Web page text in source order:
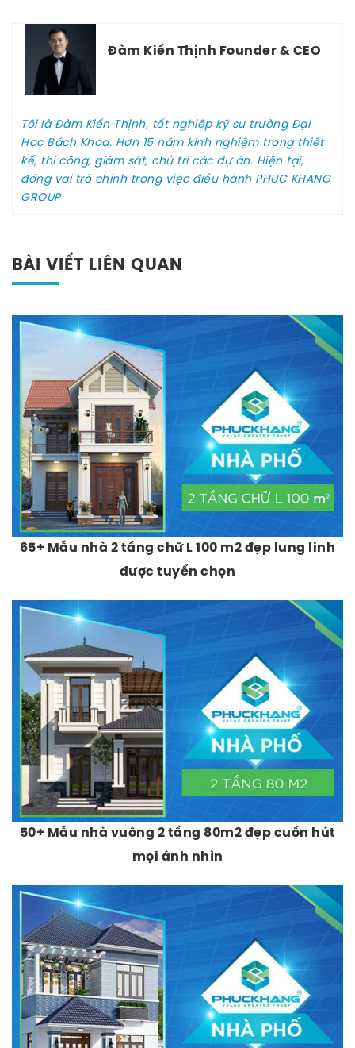
Đàm Kiến Thịnh Founder & CEO
Tôi là Đàm Kiến Thịnh, tốt nghiệp kỹ sư trường Đại
Học Bách Khoa. Hơn 15 năm kinh nghiệm trong thiết
kế, thi công, giám sát, chủ trì các dự án. Hiện tại,
đóng vai trò chính trong việc điều hành PHUC KHANG
GROUP
BÀI VIẾT LIÊN QUAN
65+ Mẫu nhà 2 tầng chữ L 100 m2 đẹp lung linh
được tuyển chọn
50+ Mẫu nhà vuông 2 tầng 80m2 đẹp cuốn hút
mọi ánh nhìn